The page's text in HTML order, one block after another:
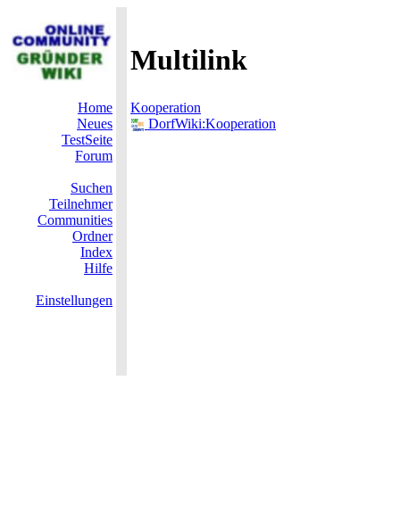
Multilink
Home
Neues
TestSeite
Forum
Suchen
Teilnehmer
Communities
Ordner
Index
Hilfe
Einstellungen
Kooperation
DorfWiki:Kooperation